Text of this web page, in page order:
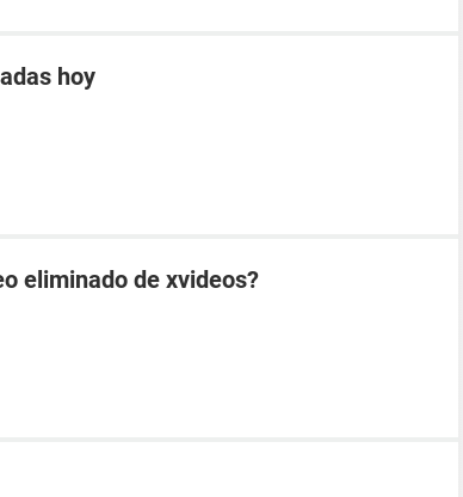
hoy
eliminado de xvideos?